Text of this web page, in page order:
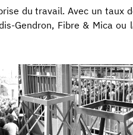
du travail. Avec un taux
Gendron, Fibre & Mica ou